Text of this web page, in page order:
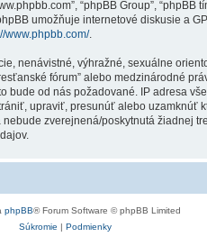
“phpBB Group”,
umožňuje internetové diskusie a
www.phpbb.com/.
nenávistné, výhražné, sexuálne
fórum” alebo medzinárodné
od nás požadované. IP adresa
upraviť, presunúť alebo uzamknúť
zverejnená/poskytnutá žiadnej
phpBB® Forum Software © phpBB Limited
Súkromie | Podmienky